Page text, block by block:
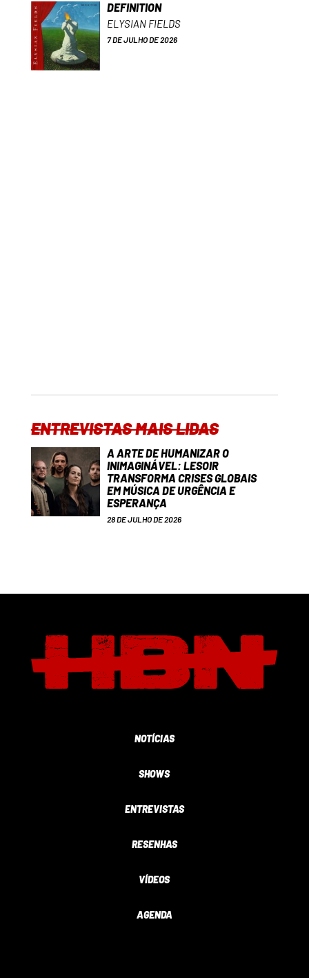
DEFINITION
ELYSIAN FIELDS
7 DE JULHO DE 2026
ENTREVISTAS MAIS LIDAS
A ARTE DE HUMANIZAR O
INIMAGINÁVEL: LESOIR
TRANSFORMA CRISES GLOBAIS
EM MÚSICA DE URGÊNCIA E
ESPERANÇA
28 DE JULHO DE 2026
NOTÍCIAS
SHOWS
ENTREVISTAS
RESENHAS
VÍDEOS
AGENDA